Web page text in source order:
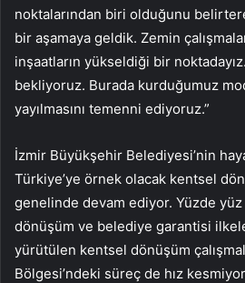
noktalarından biri olduğunu
bir aşamaya geldik. Zemin
inşaatların yükseldiği bir noktadayız.
bekliyoruz. Burada kurduğumuz
yayılmasını temenni ediyoruz.”
İzmir Büyükşehir Belediyesi’nin
Türkiye’ye örnek olacak kentsel
genelinde devam ediyor. Yüzde
dönüşüm ve belediye garantisi
yürütülen kentsel dönüşüm
Bölgesi’ndeki süreç de hız